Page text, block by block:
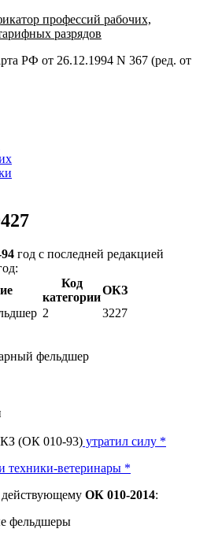
профессий рабочих,
разрядов
РФ от 26.12.1994 N 367 (ред. от
год с последней редакцией
Код
категории
ОКЗ
2
3227
фельдшер
(ОК 010-93) утратил силу *
техники-ветеринары *
ОК 010-2014:
фельдшеры